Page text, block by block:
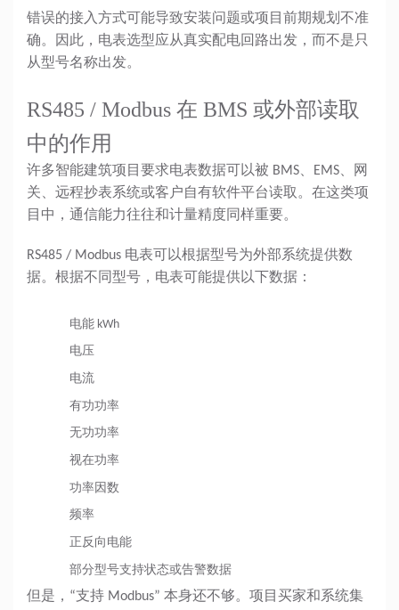
错误的接入方式可能导致安装问题或项目前期规划不准
确。因此，电表选型应从真实配电回路出发，而不是只
从型号名称出发。
RS485 / Modbus 在 BMS 或外部读取
中的作用
许多智能建筑项目要求电表数据可以被 BMS、EMS、网
关、远程抄表系统或客户自有软件平台读取。在这类项
目中，通信能力往往和计量精度同样重要。
RS485 / Modbus 电表可以根据型号为外部系统提供数
据。根据不同型号，电表可能提供以下数据：
电能 kWh
电压
电流
有功功率
无功功率
视在功率
功率因数
频率
正反向电能
部分型号支持状态或告警数据
但是，“支持 Modbus” 本身还不够。项目买家和系统集